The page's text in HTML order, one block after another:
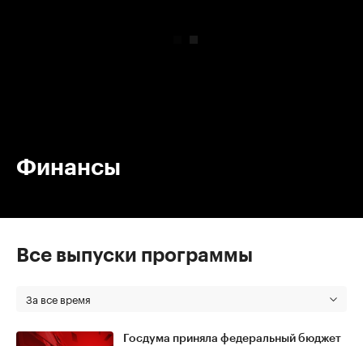
Финансы
Все выпуски программы
За все время
Госдума приняла федеральный бюджет